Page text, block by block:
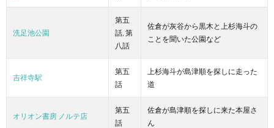
洗足池公園
第五
話, 第
八話
佐倉が灰谷から黒木と上杉海斗の
ことを聞いた公園など
吉祥寺駅
第五
話
上杉海斗が島津順を探しに走った
道
オリオン書房 ノルテ店
第五
話
佐倉が島津順を探しに来た本屋さ
ん